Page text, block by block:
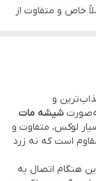
خاص و متفاوت از
آیفون 16 یکی از جذاب‌ترین و
شیشه مات
لوکس، متفاوت و
است که نه زرد
هنگام اتصال به